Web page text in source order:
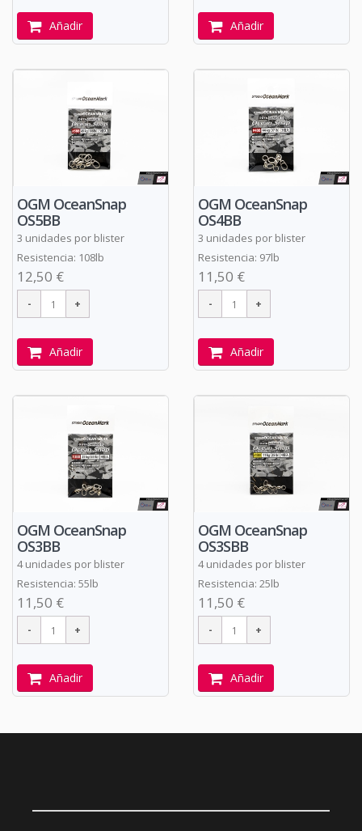
Añadir Añadir
OGM OceanSnap
OS5BB
3 unidades por blister
Resistencia: 108lb
12,50 €
Añadir
OGM OceanSnap
OS4BB
3 unidades por blister
Resistencia: 97lb
11,50 €
Añadir
OGM OceanSnap
OS3BB
4 unidades por blister
Resistencia: 55lb
11,50 €
Añadir
OGM OceanSnap
OS3SBB
4 unidades por blister
Resistencia: 25lb
11,50 €
Añadir